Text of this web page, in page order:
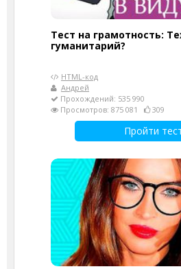
Тест на грамотность:
гуманитарий?
HTML-код
Андрей
Прохождений: 535 990
Просмотров: 875 081
309
Пройти